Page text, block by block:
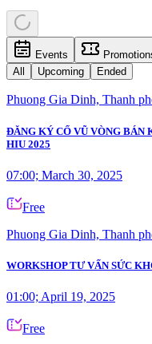
Events
All
Upcoming Ended
Phuong Gia Dinh, Thanh
ĐĂNG KÝ CỔ VŨ VÒNG BÁN
HIU 2025
07:00; March 30, 2025
Free
Phuong Gia Dinh, Thanh
WORKSHOP TƯ VẤN SỨC
01:00; April 19, 2025
Free